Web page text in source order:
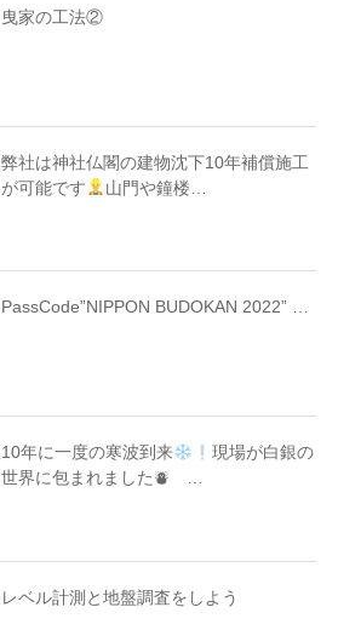
曳家の工法②
弊社は神社仏閣の建物沈下10年補償施工
が可能です
山門や鐘楼…
PassCode”NIPPON BUDOKAN 2022” …
10年に一度の寒波到来
現場が白銀の
世界に包まれました⛇ …
レベル計測と地盤調査をしよう